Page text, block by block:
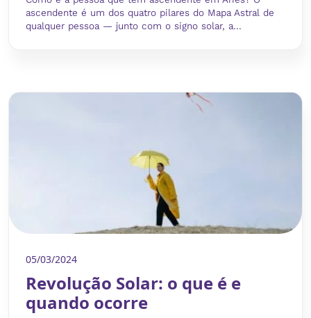
ascendente é um dos quatro pilares do Mapa Astral de
qualquer pessoa — junto com o signo solar, a...
05/03/2024
Revolução Solar: o que é e
quando ocorre